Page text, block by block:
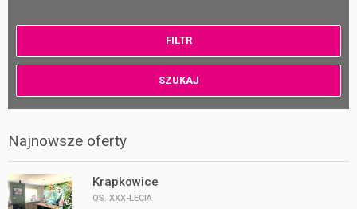
Najnowsze oferty
Krapkowice
OS. XXX-LECIA